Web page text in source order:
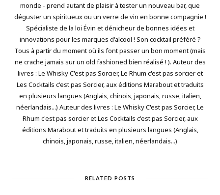
monde - prend autant de plaisir à tester un nouveau bar, que
déguster un spiritueux ou un verre de vin en bonne compagnie !
Spécialiste de la loi Évin et dénicheur de bonnes idées et
innovations pour les marques d'alcool ! Son cocktail préféré ?
Tous à partir du moment où ils font passer un bon moment (mais
ne crache jamais sur un old fashioned bien réalisé ! ). Auteur des
livres : Le Whisky C'est pas Sorcier, Le Rhum c'est pas sorcier et
Les Cocktails c'est pas Sorcier, aux éditions Marabout et traduits
en plusieurs langues (Anglais, chinois, japonais, russe, italien,
néerlandais...) Auteur des livres : Le Whisky C'est pas Sorcier, Le
Rhum c'est pas sorcier et Les Cocktails c'est pas Sorcier, aux
éditions Marabout et traduits en plusieurs langues (Anglais,
chinois, japonais, russe, italien, néerlandais...)
RELATED POSTS